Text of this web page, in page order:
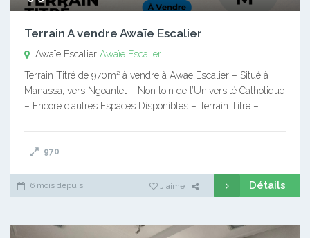
Terrain A vendre Awaïe Escalier
Awaïe Escalier Awaïe Escalier
Terrain Titré de 970m² à vendre à Awae Escalier – Situé à
Manassa, vers Ngoantet – Non loin de l’Université Catholique
– Encore d’autres Espaces Disponibles – Terrain Titré –…
970
6 mois depuis J'aime Détails